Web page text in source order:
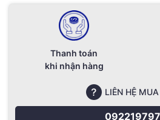
Thanh toán
khi nhận hàng
LIÊN HỆ